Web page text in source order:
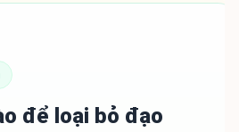
để loại bỏ đạo